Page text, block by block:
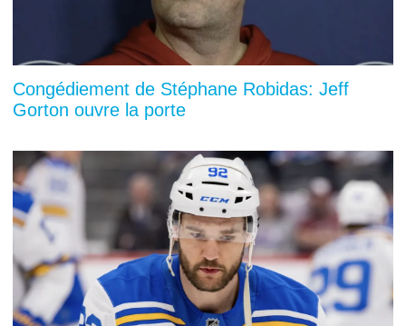
Congédiement de Stéphane Robidas: Jeff
Gorton ouvre la porte